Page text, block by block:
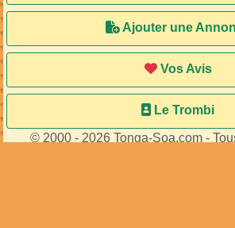
Ajouter une
Vos Avis
Le Trombi
© 2000 - 2026 Tonga-Soa.com -